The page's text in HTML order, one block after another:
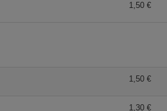
1,50 €
1,50 €
1,30 €